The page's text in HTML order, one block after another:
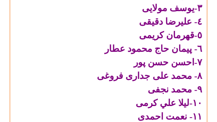
٣-يوسف مولايی
٤- عليرضا دقيقی
٥-قهرمان كريمی
٦- پيمان حاج محمود عطار
٧-احسن حسن پور
٨- محمد علی جداری فروغی
٩- محمد نجفی
١٠-ليلا علي كرمی
١١- نعمت احمدی